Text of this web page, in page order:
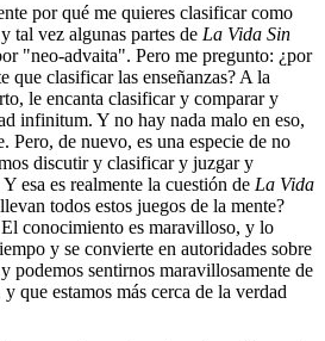
por qué me quieres clasificar como
tal vez algunas partes de La Vida Sin
"neo-advaita". Pero me pregunto: ¿por
que clasificar las enseñanzas? A la
le encanta clasificar y comparar y
infinitum. Y no hay nada malo en eso,
Pero, de nuevo, es una especie de no
discutir y clasificar y juzgar y
esa es realmente la cuestión de La Vida
todos estos juegos de la mente?
conocimiento es maravilloso, y lo
y se convierte en autoridades sobre
podemos sentirnos maravillosamente de
que estamos más cerca de la verdad